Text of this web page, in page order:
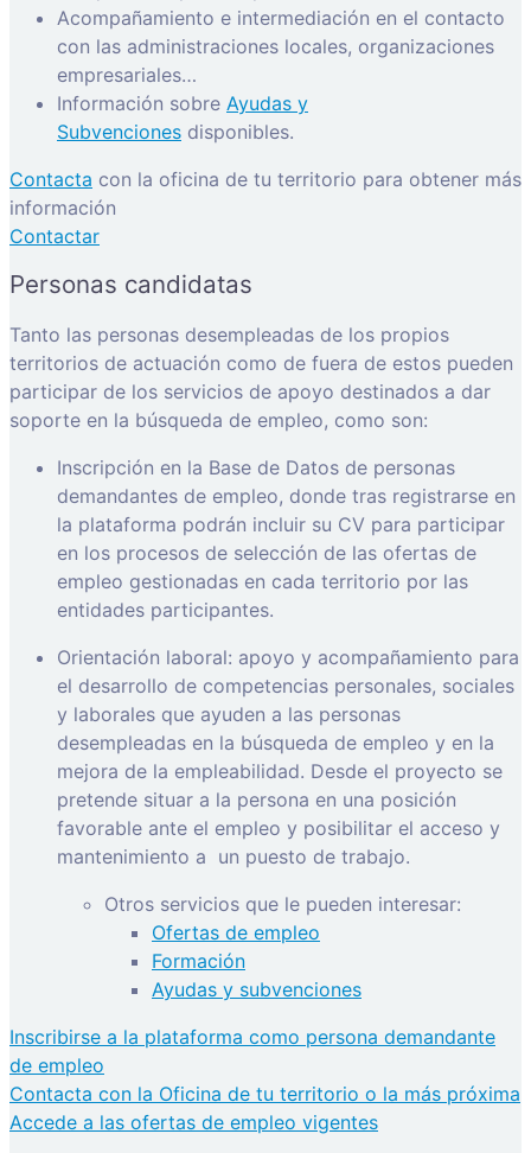
Acompañamiento e intermediación en el contacto
con las administraciones locales, organizaciones
empresariales…
Información sobre Ayudas y
Subvenciones disponibles.
Contacta con la oficina de tu territorio para obtener más
información
Contactar
Personas candidatas
Tanto las personas desempleadas de los propios
territorios de actuación como de fuera de estos pueden
participar de los servicios de apoyo destinados a dar
soporte en la búsqueda de empleo, como son:
Inscripción en la Base de Datos de personas
demandantes de empleo, donde tras registrarse en
la plataforma podrán incluir su CV para participar
en los procesos de selección de las ofertas de
empleo gestionadas en cada territorio por las
entidades participantes.
Orientación laboral: apoyo y acompañamiento para
el desarrollo de competencias personales, sociales
y laborales que ayuden a las personas
desempleadas en la búsqueda de empleo y en la
mejora de la empleabilidad. Desde el proyecto se
pretende situar a la persona en una posición
favorable ante el empleo y posibilitar el acceso y
mantenimiento a un puesto de trabajo.
Otros servicios que le pueden interesar:
Ofertas de empleo
Formación
Ayudas y subvenciones
Inscribirse a la plataforma como persona demandante
de empleo
Contacta con la Oficina de tu territorio o la más próxima
Accede a las ofertas de empleo vigentes